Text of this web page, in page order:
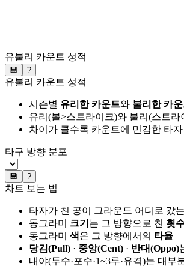
유불리 카운트 성적
💾 ?
유불리 카운트 성적
시즌별 유리한 카운트와 불리한 카
유리(볼>스트라이크)와 불리(스트라
차이가 클수록 카운트에 민감한 타자
타구 방향 분포
💾 ?
차트 보는 법
타자가 친 공이 그라운드 어디로 갔
동그라미 크기 는 그 방향으로 친 횟
동그라미 색은 그 방향에서의 타율 —
당김(Pull) · 중앙(Cent) · 반대(Oppo)
내야(투수·포수·1~3루·유격)는 대